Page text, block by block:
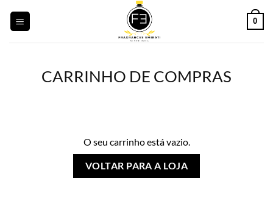
para
0
CARRINHO DE COMPRAS
O seu carrinho está vazio.
VOLTAR PARA A LOJA